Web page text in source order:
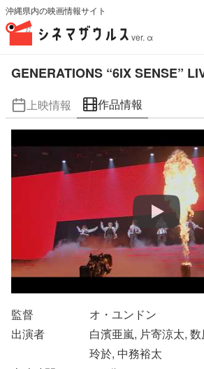
沖縄県内の映画情報サイト
ver. α
GENERATIONS “6IX SENSE”
上映情報 作品情報
監督
オ・ユンドン
出演者
白濱亜嵐, 片寄涼太,
玲於, 中務裕太